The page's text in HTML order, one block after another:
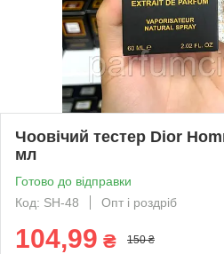
Чоовічий тестер Dior
мл
Готово до відправки
Код: SH-48
Опт і роздріб
104,99 ₴ 150 ₴